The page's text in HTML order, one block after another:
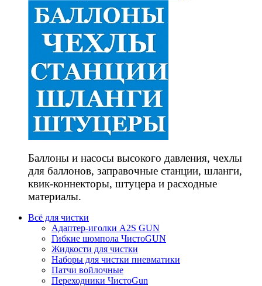
Баллоны и насосы высокого давления, чехлы
для баллонов, заправочные станции, шланги,
квик-коннекторы, штуцера и расходные
материалы.
Всё для чистки
Адаптер-иголки A2S GUN
Гибкие шомпола ЧистоGUN
Жидкости для чистки
Наборы для чистки пневматики
Патчи войлочные
Переходники ЧистоGun